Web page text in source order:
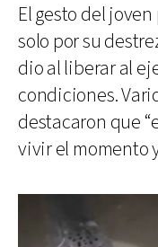
El gesto del
solo por su
dio al liberar al
condiciones.
destacaron que
vivir el momento